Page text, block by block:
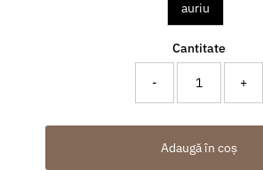
auriu
Cantitate
- +
Adaugă în coș